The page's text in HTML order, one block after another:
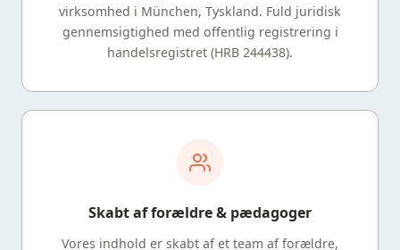
virksomhed i München, Tyskland. Fuld juridisk
gennemsigtighed med offentlig registrering i
handelsregistret (HRB 244438).
Skabt af forældre & pædagoger
Vores indhold er skabt af et team af forældre,